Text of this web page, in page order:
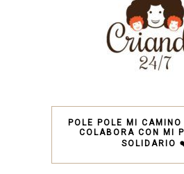
POLE POLE MI
COLABORA CON MI
SOLIDARIO